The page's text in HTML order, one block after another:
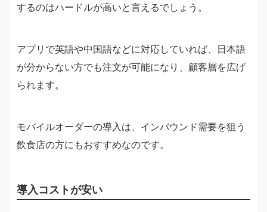
するのはハードルが高いと言えるでしょう。
アプリで英語や中国語などに対応していれば、日本語
が分からない方でも注文が可能になり、顧客層を広げ
られます。
モバイルオーダーの導入は、インバウンド需要を狙う
飲食店の方にもおすすめなのです。
導入コストが安い